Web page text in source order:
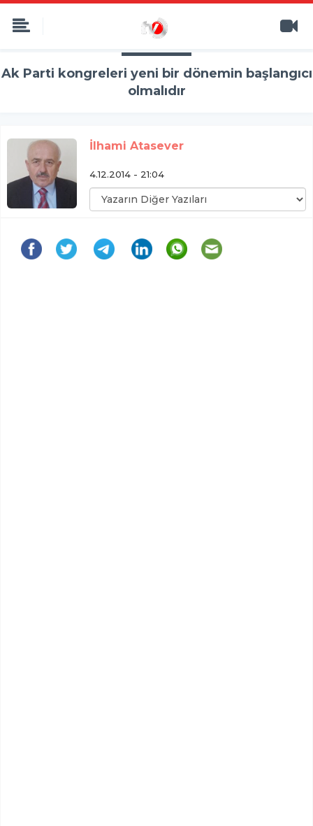
Ak Parti kongreleri yeni bir dönemin başlangıcı
olmalıdır
İlhami Atasever
4.12.2014 - 21:04